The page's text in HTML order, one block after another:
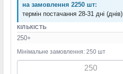
на замовлення 2250 шт:
термін постачання 28-31 дні (днів)
КІЛЬКІСТЬ
250+
Мінімальне замовлення: 250 шт